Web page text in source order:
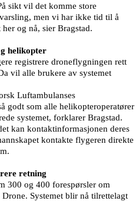
sikt vil det komme store
men vi har ikke tid til å
og nå, sier Bragstad.
helikopter
registrere droneflygningen rett
vil alle brukere av systemet
Luftambulanses
godt som alle helikopteroperatører
systemet, forklarer Bragstad.
kan kontaktinformasjonen deres
kontakte flygeren direkte
retning
300 og 400 forespørsler om
Systemet blir nå tilrettelagt